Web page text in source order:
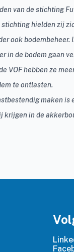
van de stichting
stichting hielden zij
ook bodembeheer.
in de bodem gaan
VOF hebben ze
te ontlasten.
maken is
krijgen in de